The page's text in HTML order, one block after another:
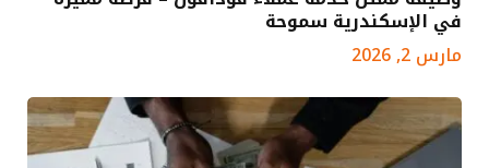
في الإسكندرية سموحة
مارس 2, 2026